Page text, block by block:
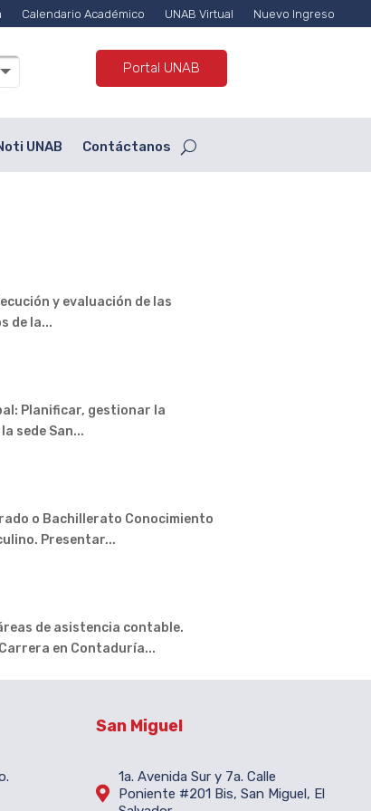
Calendario Académico UNAB Virtual Nuevo Ingreso
Portal UNAB
UNAB Contáctanos
y evaluación de las
de la...
Planificar, gestionar la
sede San...
o Bachillerato Conocimiento
Presentar...
áreas de asistencia contable.
en Contaduría...
San Miguel

1a. Avenida Sur y 7a. Calle
Poniente #201 Bis, San Miguel, El